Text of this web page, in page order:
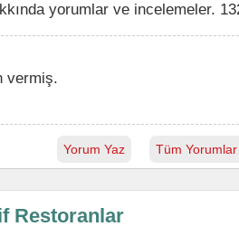
yorumlar ve incelemeler.
vermiş.
Yorum Yaz Tüm
Restoranlar